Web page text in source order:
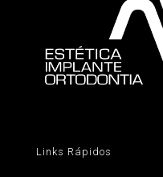
Links Rápidos